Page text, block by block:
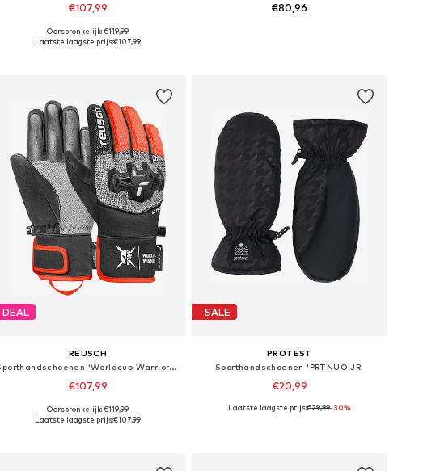
€107,99
Beschikbaar in vele maten
Oorspronkelijk: €119,99
Laatste laagste prijs:€107,99
€80,96
DEAL
REUSCH
Sporthandschoenen 'Worldcup Warrior R-TEX® XT'
€107,99
Beschikbaar in vele maten
Oorspronkelijk: €119,99
Laatste laagste prijs:€107,99
SALE
PROTEST
Sporthandschoenen 'PRTNUO JR'
€20,99
Beschikbare maten: S, M, L, XL
Laatste laagste prijs:€29,99-30%